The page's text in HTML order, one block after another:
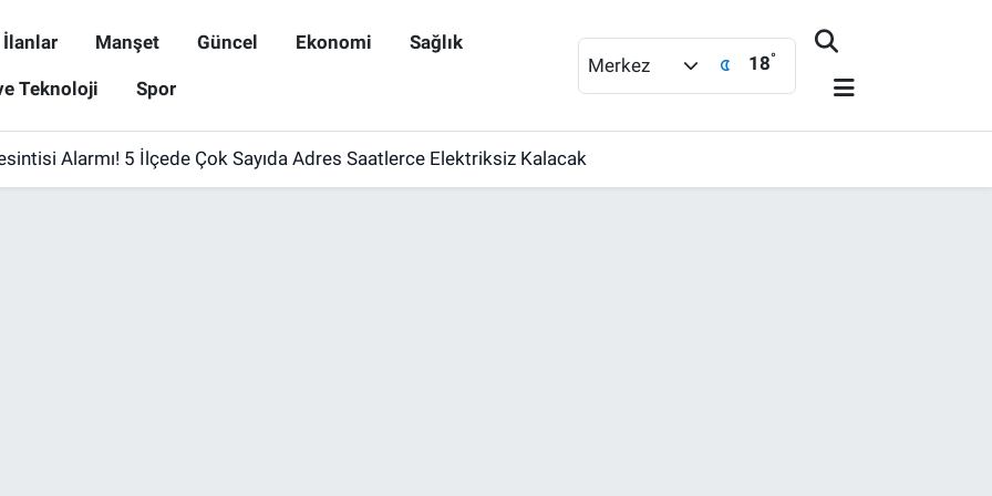
İlanlar Manşet Güncel Ekonomi Sağlık
Teknoloji Spor
Merkez 18°
Alarmı! 5 İlçede Çok Sayıda Adres Saatlerce Elektriksiz Kalacak